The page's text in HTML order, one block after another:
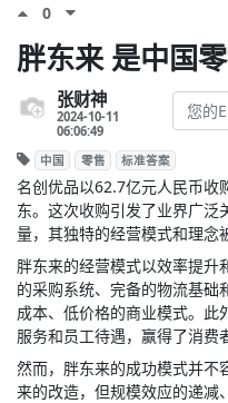
0
胖东来 是中国
张财神
2024-10-11
06:06:49
中国 零售 标准答案
名创优品以62.7亿元人民币收
东。这次收购引发了业界广泛
量，其独特的经营模式和理念
胖东来的经营模式以效率提升
的采购系统、完备的物流基础
成本、低价格的商业模式。此
服务和员工待遇，赢得了消费
然而，胖东来的成功模式并不
来的改造，但规模效应的递减